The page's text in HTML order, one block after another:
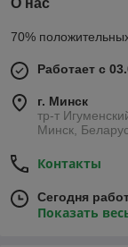
О нас
70%
Работает с
г. Минск
тр-т
Минск,
Контакты
Сегодня
Показать